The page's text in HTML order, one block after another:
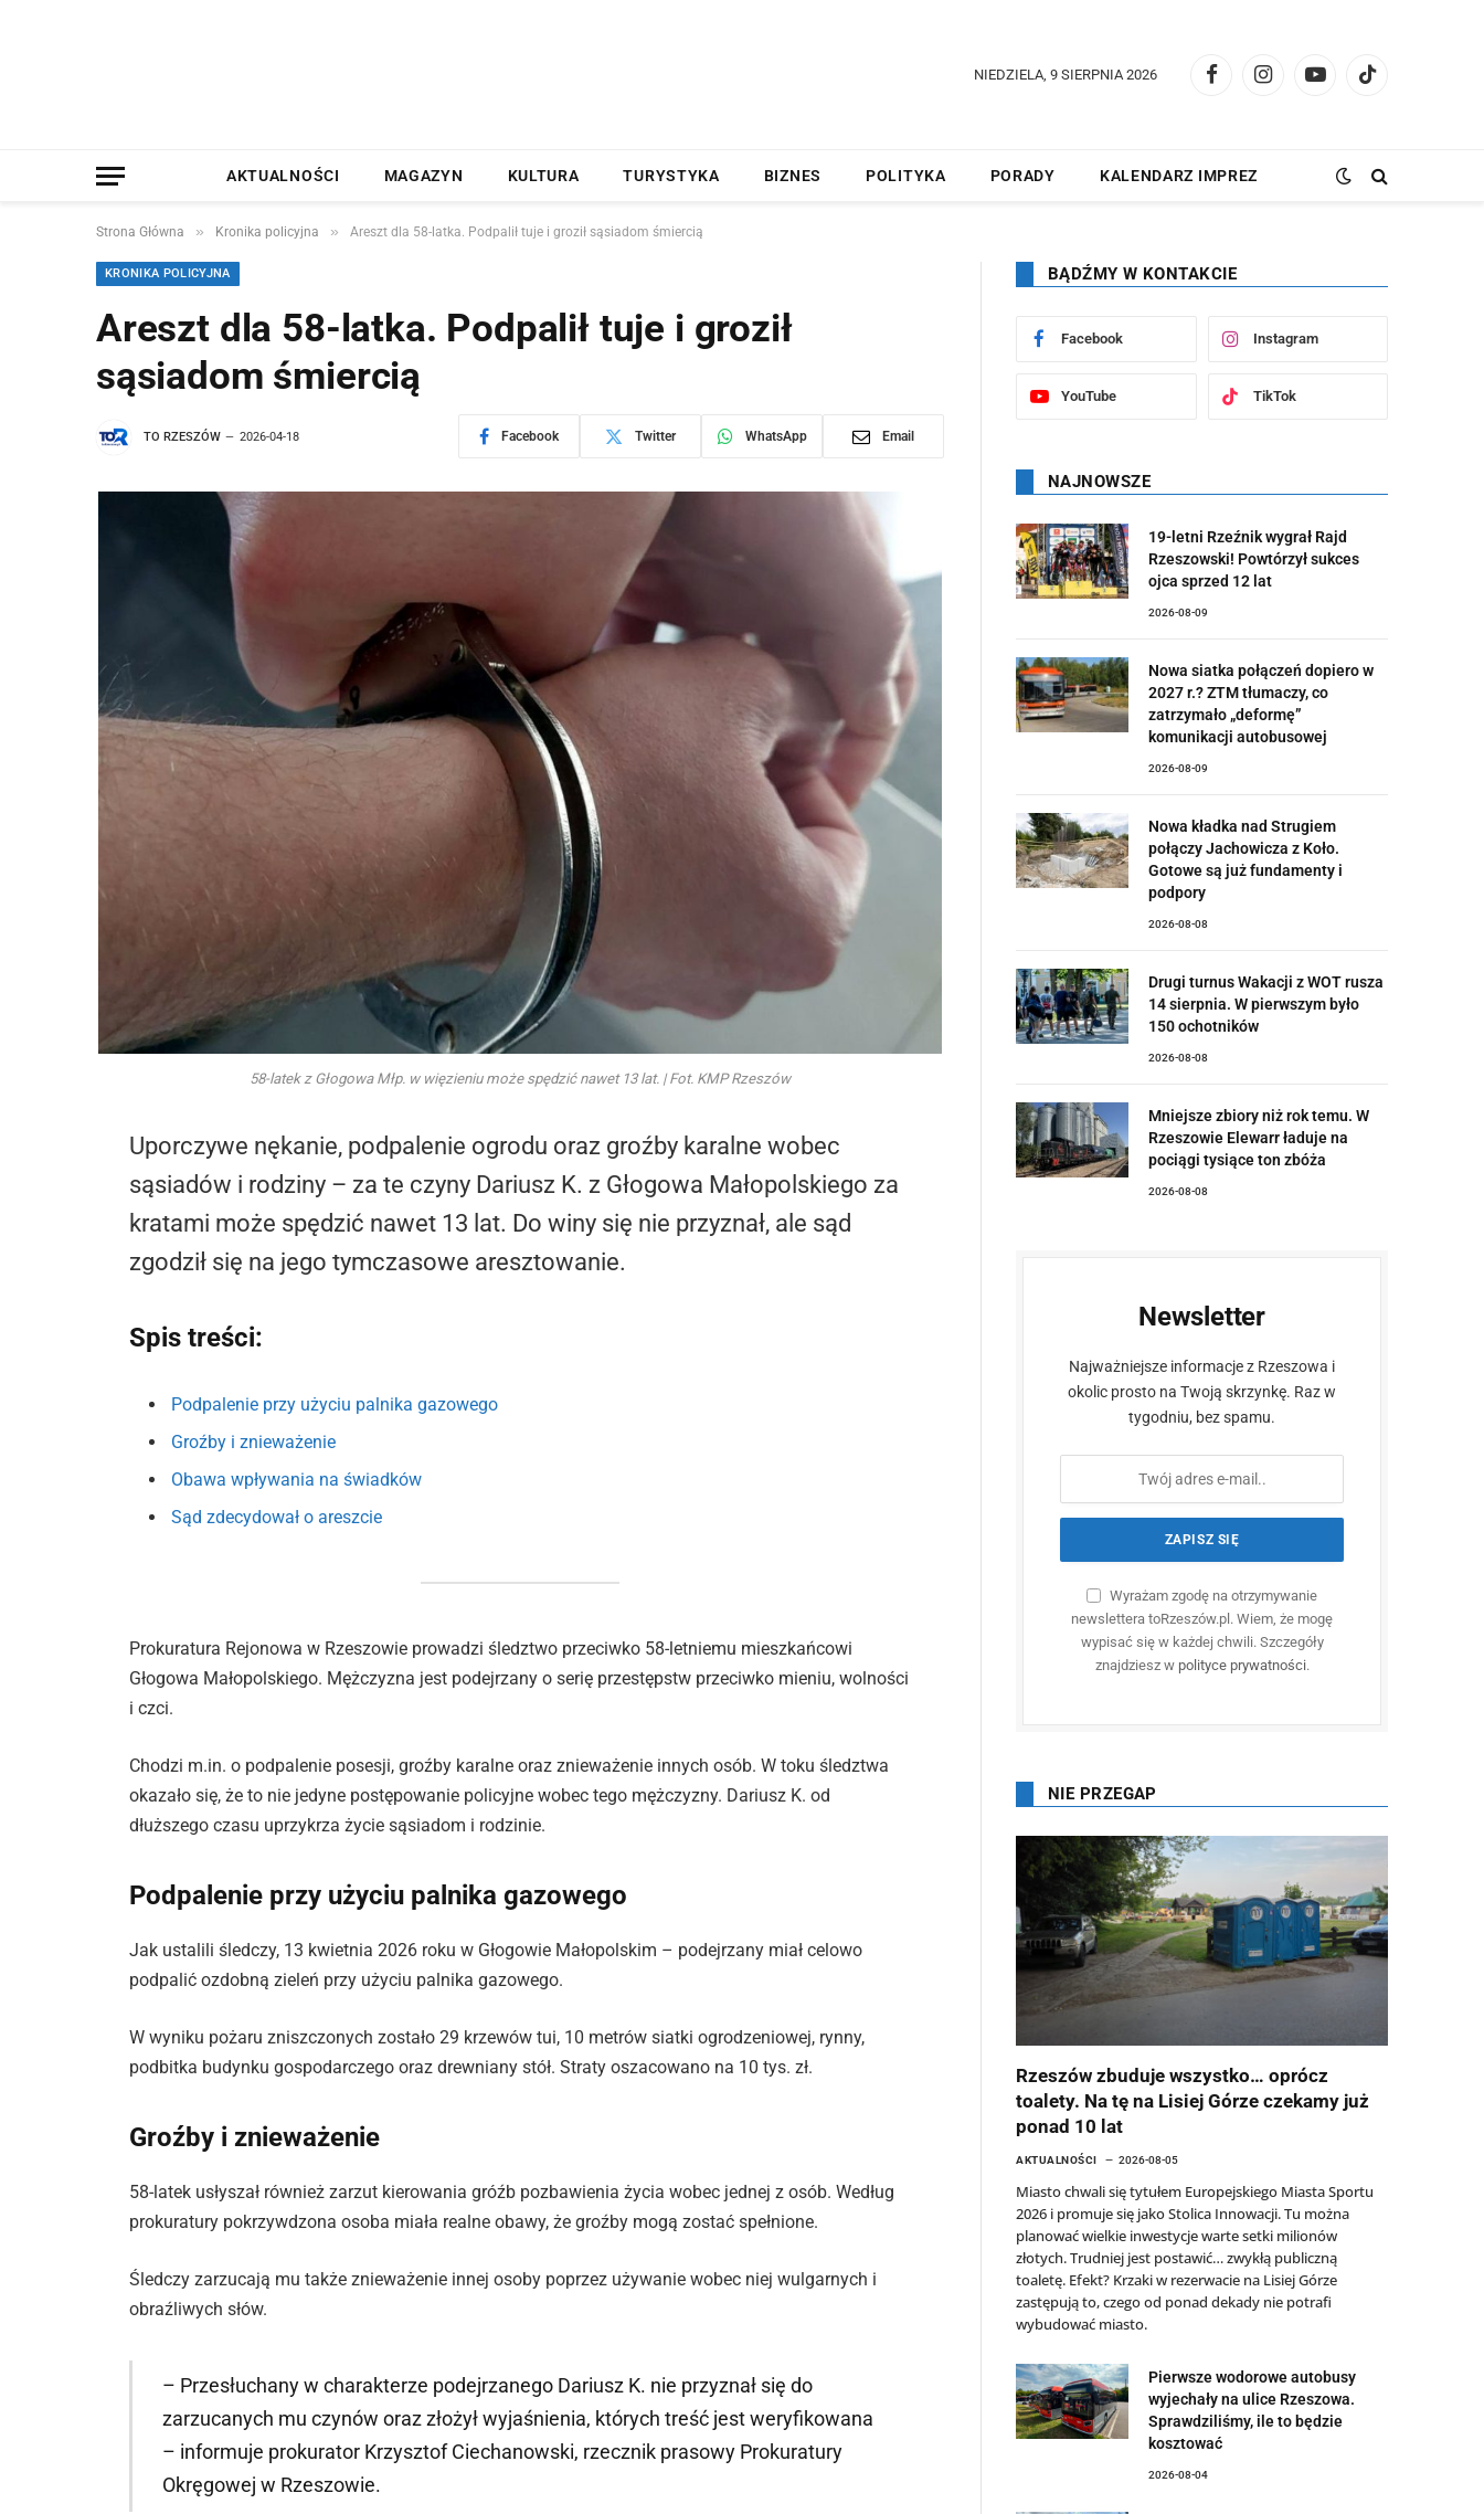
NIEDZIELA, 9 SIERPNIA 2026
FacebookInstagramYouTubeTikTok
AKTUALNOŚCI MAGAZYN KULTURA TURYSTYKA BIZNES POLITYKA PORADY KALENDARZ IMPREZ
Strona Główna » Kronika policyjna » Areszt dla 58-latka. Podpalił tuje i groził sąsiadom śmiercią
KRONIKA POLICYJNA
Areszt dla 58-latka. Podpalił tuje i groził
sąsiadom śmiercią
TO RZESZÓW 2026-04-18 Facebook Twitter WhatsApp Email
58-latek z Głogowa Młp. w więzieniu może spędzić nawet 13 lat. | Fot. KMP Rzeszów
Uporczywe nękanie, podpalenie ogrodu oraz groźby karalne wobec
sąsiadów i rodziny – za te czyny Dariusz K. z Głogowa Małopolskiego za
kratami może spędzić nawet 13 lat. Do winy się nie przyznał, ale sąd
zgodził się na jego tymczasowe aresztowanie.
Spis treści:
Podpalenie przy użyciu palnika gazowego
Groźby i znieważenie
Obawa wpływania na świadków
Sąd zdecydował o areszcie
Prokuratura Rejonowa w Rzeszowie prowadzi śledztwo przeciwko 58-letniemu mieszkańcowi
Głogowa Małopolskiego. Mężczyzna jest podejrzany o serię przestępstw przeciwko mieniu, wolności
i czci.
Chodzi m.in. o podpalenie posesji, groźby karalne oraz znieważenie innych osób. W toku śledztwa
okazało się, że to nie jedyne postępowanie policyjne wobec tego mężczyzny. Dariusz K. od
dłuższego czasu uprzykrza życie sąsiadom i rodzinie.
Podpalenie przy użyciu palnika gazowego
Jak ustalili śledczy, 13 kwietnia 2026 roku w Głogowie Małopolskim – podejrzany miał celowo
podpalić ozdobną zieleń przy użyciu palnika gazowego.
W wyniku pożaru zniszczonych zostało 29 krzewów tui, 10 metrów siatki ogrodzeniowej, rynny,
podbitka budynku gospodarczego oraz drewniany stół. Straty oszacowano na 10 tys. zł.
Groźby i znieważenie
58-latek usłyszał również zarzut kierowania gróźb pozbawienia życia wobec jednej z osób. Według
prokuratury pokrzywdzona osoba miała realne obawy, że groźby mogą zostać spełnione.
Śledczy zarzucają mu także znieważenie innej osoby poprzez używanie wobec niej wulgarnych i
obraźliwych słów.
– Przesłuchany w charakterze podejrzanego Dariusz K. nie przyznał się do
zarzucanych mu czynów oraz złożył wyjaśnienia, których treść jest weryfikowana
– informuje prokurator Krzysztof Ciechanowski, rzecznik prasowy Prokuratury
Okręgowej w Rzeszowie.
BĄDŹMY W KONTAKCIE
Facebook Instagram
YouTube TikTok
NAJNOWSZE
19-letni Rzeźnik wygrał Rajd
Rzeszowski! Powtórzył sukces
ojca sprzed 12 lat
2026-08-09
Nowa siatka połączeń dopiero w
2027 r.? ZTM tłumaczy, co
zatrzymało „deformę”
komunikacji autobusowej
2026-08-09
Nowa kładka nad Strugiem
połączy Jachowicza z Koło.
Gotowe są już fundamenty i
podpory
2026-08-08
Drugi turnus Wakacji z WOT rusza
14 sierpnia. W pierwszym było
150 ochotników
2026-08-08
Mniejsze zbiory niż rok temu. W
Rzeszowie Elewarr ładuje na
pociągi tysiące ton zbóża
2026-08-08
Newsletter
Najważniejsze informacje z Rzeszowa i
okolic prosto na Twoją skrzynkę. Raz w
tygodniu, bez spamu.
Wyrażam zgodę na otrzymywanie
newslettera toRzeszów.pl. Wiem, że mogę
wypisać się w każdej chwili. Szczegóły
znajdziesz w polityce prywatności.
NIE PRZEGAP
Rzeszów zbuduje wszystko… oprócz
toalety. Na tę na Lisiej Górze czekamy już
ponad 10 lat
AKTUALNOŚCI 2026-08-05
Miasto chwali się tytułem Europejskiego Miasta Sportu
2026 i promuje się jako Stolica Innowacji. Tu można
planować wielkie inwestycje warte setki milionów
złotych. Trudniej jest postawić… zwykłą publiczną
toaletę. Efekt? Krzaki w rezerwacie na Lisiej Górze
zastępują to, czego od ponad dekady nie potrafi
wybudować miasto.
Pierwsze wodorowe autobusy
wyjechały na ulice Rzeszowa.
Sprawdziliśmy, ile to będzie
kosztować
2026-08-04